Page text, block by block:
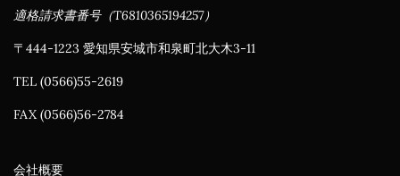
適格請求書番号（T6810365194257）
〒444-1223 愛知県安城市和泉町北大木3-11
TEL (0566)55-2619
FAX (0566)56-2784
会社概要